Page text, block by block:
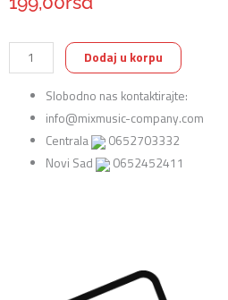
Ibanez
JTC
ONX
Track
Dodaj u korpu
Slobodno nas kontaktirajte:
info@mixmusic-company.com
Centrala
0652703332
Novi Sad
0652452411